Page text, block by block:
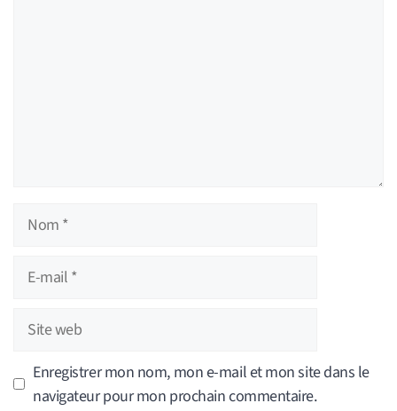
Nom
Site
web
Enregistrer mon nom, mon e-mail et mon site dans le
navigateur pour mon prochain commentaire.